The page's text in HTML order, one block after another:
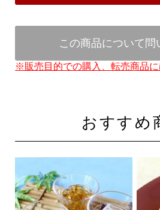
この商品について問
※販売目的での購入、転売商品に
おすすめ